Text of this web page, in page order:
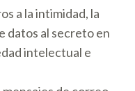
a la intimidad, la
datos al secreto en
intelectual e